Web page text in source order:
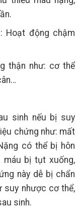
Hoạt động chậm
thận như: cơ thể
sinh nếu bị suy
chứng như: mất
có thể bị hôn
bị tụt xuống,
này dễ bị chẩn
suy nhược cơ thể,
sinh.